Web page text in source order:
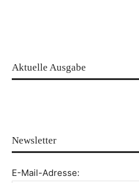
Aktuelle Ausgabe
Newsletter
E-Mail-Adresse: